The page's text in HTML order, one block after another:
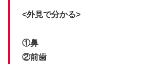
<外見で分かる>
①鼻
②前歯